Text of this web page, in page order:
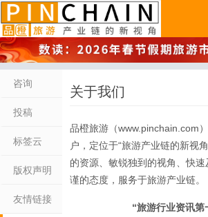
品橙旅游
咨询
投稿
标签云
版权声明
友情链接
关于我们
品橙旅游（www.pinchain.com
户，定位于“旅游产业链的新视
的资源、敏锐独到的视角、快
谨的态度，服务于旅游产业链。
“旅游行业资讯第